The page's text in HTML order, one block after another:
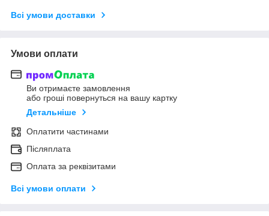
Всі умови доставки
Умови оплати
Ви отримаєте замовлення
або гроші повернуться на вашу картку
Детальніше
Оплатити частинами
Післяплата
Оплата за реквізитами
Всі умови оплати